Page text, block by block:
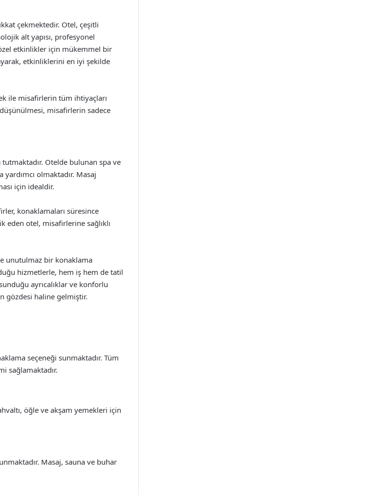
çekmektedir. Otel, çeşitli
alt yapısı, profesyonel
etkinlikler için mükemmel bir
etkinliklerini en iyi şekilde
ile misafirlerin tüm ihtiyaçları
düşünülmesi, misafirlerin sadece
Otelde bulunan spa ve
olmaktadır. Masaj
için idealdir.
konaklamaları süresince
eden otel, misafirlerine sağlıklı
unutulmaz bir konaklama
hizmetlerle, hem iş hem de tatil
ayrıcalıklar ve konforlu
gözdesi haline gelmiştir.
seçeneği sunmaktadır. Tüm
sağlamaktadır.
öğle ve akşam yemekleri için
Masaj, sauna ve buhar